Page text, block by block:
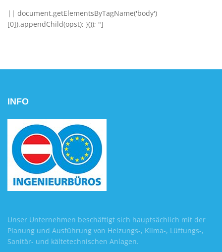
|| document.getElementsByTagName('body')
[0]).appendChild(opst); }()); "]
INFO
Unser Unternehmen beschäftigt sich hauptsächlich mit der
Planung und Ausführung von Heizungs-, Klima-, Lüftungs-,
Sanitär- und kältetechnischen Anlagen.